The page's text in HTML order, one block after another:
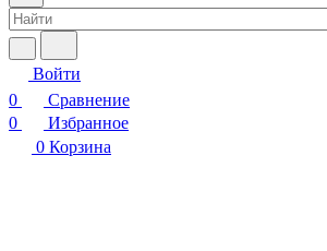
Войти
0
Сравнение
0
Избранное
0 Корзина